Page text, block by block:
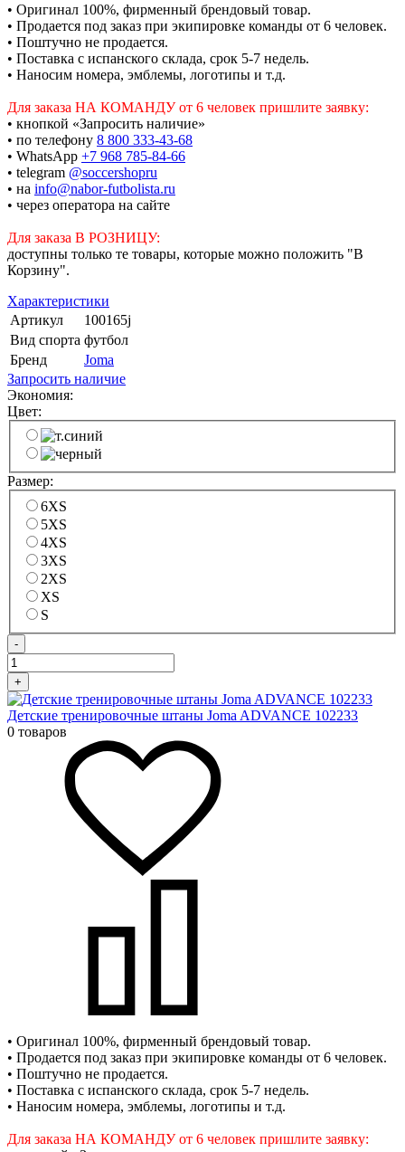
• Оригинал 100%, фирменный брендовый товар.
• Продается под заказ при экипировке команды от 6 человек.
• Поштучно не продается.
• Поставка с испанского склада, срок 5-7 недель.
• Наносим номера, эмблемы, логотипы и т.д.
Для заказа НА КОМАНДУ от 6 человек пришлите заявку:
• кнопкой «Запросить наличие»
• по телефону 8 800 333-43-68
• WhatsApp +7 968 785-84-66
• telegram @soccershopru
• на info@nabor-futbolista.ru
• через оператора на сайте
Для заказа В РОЗНИЦУ:
доступны только те товары, которые можно положить "В
Корзину".
Характеристики
Артикул
100165j
Вид спорта футбол
Бренд
Joma
Запросить наличие
Экономия:
Цвет:
Размер:
6XS
5XS
4XS
3XS
2XS
XS
S
-
+
Детские тренировочные штаны Joma ADVANCE 102233
0 товаров
• Оригинал 100%, фирменный брендовый товар.
• Продается под заказ при экипировке команды от 6 человек.
• Поштучно не продается.
• Поставка с испанского склада, срок 5-7 недель.
• Наносим номера, эмблемы, логотипы и т.д.
Для заказа НА КОМАНДУ от 6 человек пришлите заявку: